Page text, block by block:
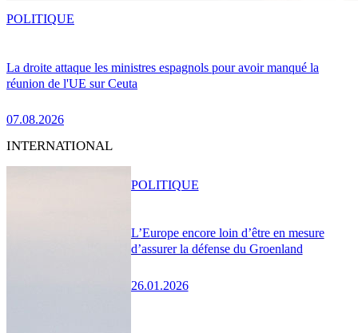
La droite attaque les ministres espagnols pour avoir manqué la
réunion de l'UE sur Ceuta
07.08.2026
POLITIQUE
INTERNATIONAL
L’Europe encore loin d’être en mesure
d’assurer la défense du Groenland
26.01.2026
POLITIQUE